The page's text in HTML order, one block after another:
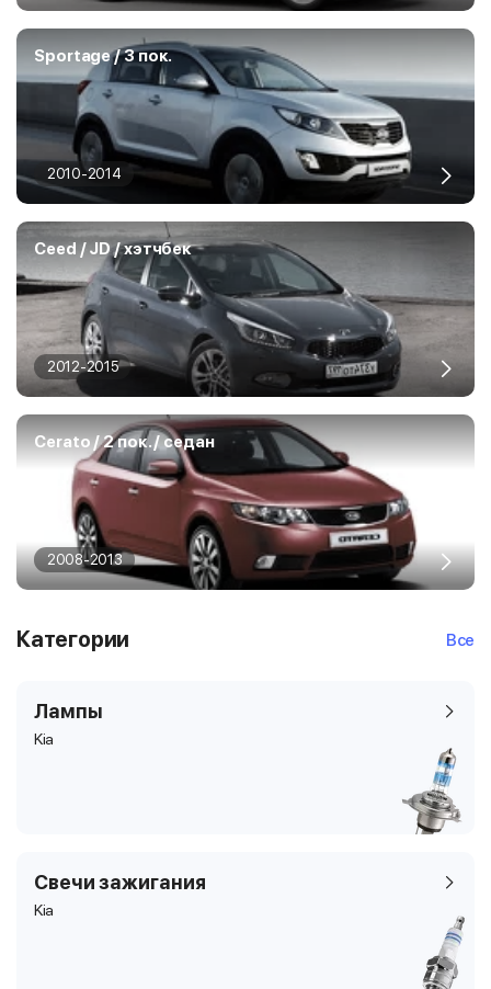
Sportage / 3 пок.
2010-2014
Ceed / JD / хэтчбек
2012-2015
Cerato / 2 пок. / седан
2008-2013
Категории Все
Лампы
Kia
Свечи зажигания
Kia